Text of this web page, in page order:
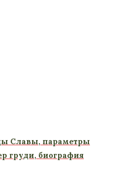
Славы, параметры
груди, биография